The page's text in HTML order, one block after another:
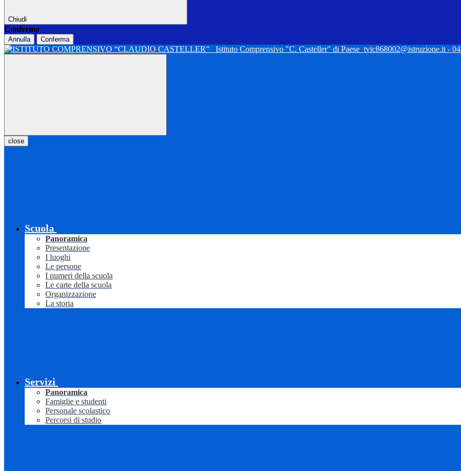
Chiudi
Conferma
Annulla Conferma
Istituto Comprensivo "C. Casteller" di Paese tvic868002@istruzione.it -
close
Scuola
Panoramica
Presentazione
I luoghi
Le persone
I numeri della scuola
Le carte della scuola
Organizzazione
La storia
Servizi
Panoramica
Famiglie e studenti
Personale scolastico
Percorsi di studio